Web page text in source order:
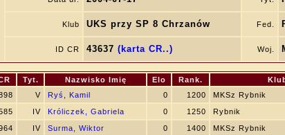
Klub UKS przy SP 8 Chrzanów Fed.
ID CR 43637 (karta CR..) Woj.
Tyt. Nazwisko Imię Elo Rank.
V Ryś, Kamil 0 1200
MKSz Rybnik
IV Króliczek, Gabriela 0 1250
Rybnik
IV Surma, Wiktor 0 1400
MKSz Rybnik